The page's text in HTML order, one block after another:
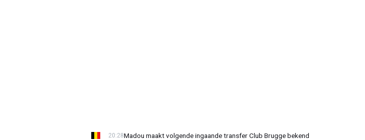
Madou maakt volgende ingaande transfer Club Brugge bekend
20:28